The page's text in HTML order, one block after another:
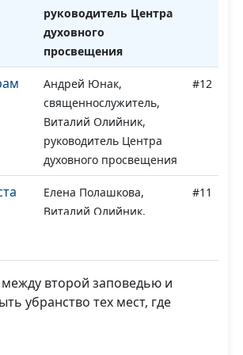
руководитель Центра
духовного
просвещения
Андрей Юнак,
священнослужитель,
Виталий Олийник,
руководитель Центра
духовного просвещения
#12
Елена Полашкова,
Виталий Олийник,
#11
Елена Полашкова,
Виталий Олийник,
второй заповедью и
убранство тех мест, где